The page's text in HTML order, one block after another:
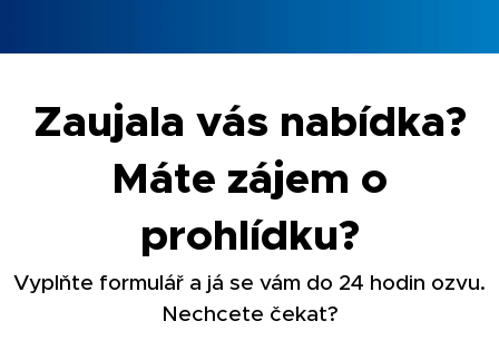
Zaujala vás nabídka?
Máte zájem o
prohlídku?
Vyplňte formulář a já se vám do 24 hodin ozvu.
Nechcete čekat?